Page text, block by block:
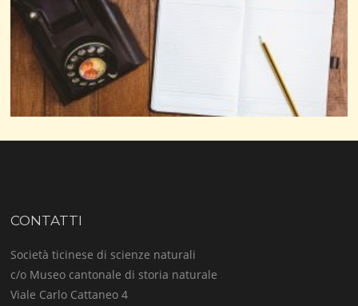
CONTATTI
Società ticinese di scienze naturali
c/o Museo cantonale di storia naturale
Viale Carlo Cattaneo 4